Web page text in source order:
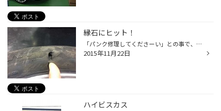
縁石にヒット！
「パンク修理してくださーい」との事で、修理可能かどうか点検しようとしたら 横っちょに大きな穴が・・・ お客様曰く、ぶつけてしまったとの事。 こうなるともう修理は出来ませんので、タイヤ交換となります。 特に側面は薄いので、お気をつけください。
2015年11月22日
ハイビスカス